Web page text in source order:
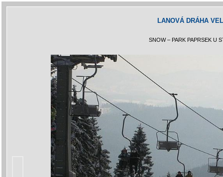
LANOVÁ DRÁHA
SNOW – PARK PAPRSEK U